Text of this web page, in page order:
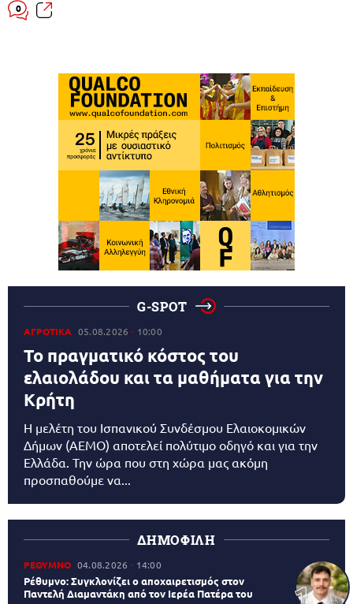
0
G-SPOT
ΑΓΡΟΤΙΚΑ 05.08.2026 10:00
Το πραγματικό κόστος του
ελαιολάδου και τα μαθήματα για την
Κρήτη
Η μελέτη του Ισπανικού Συνδέσμου Ελαιοκομικών
Δήμων (AEMO) αποτελεί πολύτιμο οδηγό και για την
Ελλάδα. Την ώρα που στη χώρα μας ακόμη
προσπαθούμε να...
ΔΗΜΟΦΙΛΗ
ΡΕΘΥΜΝΟ 04.08.2026 14:00
Ρέθυμνο: Συγκλονίζει ο αποχαιρετισμός στον
Παντελή Διαμαντάκη από τον Ιερέα Πατέρα του